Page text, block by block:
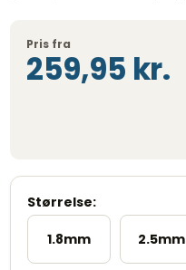
Pris fra
259,95 kr.
Størrelse:
1.8mm 2.5mm